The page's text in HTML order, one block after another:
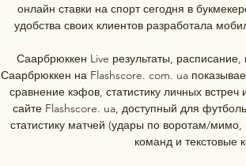
онлайн ставки на спорт сегодня в
удобства своих клиентов разработала
Саарбрюккен Live результаты,
Саарбрюккен на Flashscore. com. ua
сравнение кэфов, статистику личных
сайте Flashscore. ua, доступный для
статистику матчей (удары по воротам/
команд и текстовые